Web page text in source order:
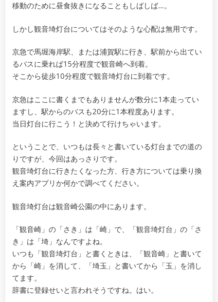
移動のために昼食抜きになることもしばしば…。
しかし観音埼灯台についてはそのような心配は無用です。
京急で馬堀海岸駅、または浦賀駅に行き、駅前から出てい
るバスに乗れば15分程度で観音崎へ到着。
そこから徒歩10分程度で観音埼灯台に到着です。
京急はここに書くまでもありませんが数分に1本走ってい
ますし、駅からのバスも20分に1本程度あります。
当日灯台に行こう！と決めて行けちゃいます。
ということで、いつもは長々と書いている灯台までの道の
りですが、今回はあっさりです。
観音埼灯台に行きたくなった方、行き方については乗り換
え案内アプリか何かで調べてください。
観音埼灯台は観音崎公園の中にあります。
「観音崎」の「さき」は「崎」で、「観音埼灯台」の「さ
き」は「埼」なんですよね。
いつも「観音埼灯台」と書くときは、「観音崎」と書いて
から「崎」を消して、「埼玉」と書いてから「玉」を消し
てます。
辞書に登録せいと言われそうですね。はい。